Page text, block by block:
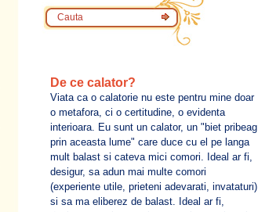
De ce calator?
Viata ca o calatorie nu este pentru mine doar
o metafora, ci o certitudine, o evidenta
interioara. Eu sunt un calator, un "biet pribeag
prin aceasta lume" care duce cu el pe langa
mult balast si cateva mici comori. Ideal ar fi,
desigur, sa adun mai multe comori
(experiente utile, prieteni adevarati, invataturi)
si sa ma eliberez de balast. Ideal ar fi,